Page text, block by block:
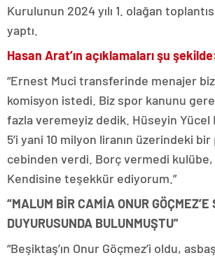
Kurulunun 2024 yılı 1. olağan
yaptı.
Hasan Arat’ın açıklamaları şu
“Ernest Muci transferinde menajer
komisyon istedi. Biz spor kanunu
fazla veremeyiz dedik. Hüseyin Yücel
5’i yani 10 milyon liranın üzerindeki bir
cebinden verdi. Borç vermedi kulübe,
Kendisine teşekkür ediyorum.”
“MALUM BİR CAMİA ONUR GÖÇMEZ’E
DUYURUSUNDA BULUNMUŞTU”
“Beşiktaş’ın Onur Göçmez’i oldu,